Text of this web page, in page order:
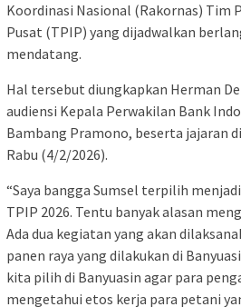
Koordinasi Nasional (Rakornas) Tim
Pusat (TPIP) yang dijadwalkan
mendatang.
Hal tersebut diungkapkan Herman
audiensi Kepala Perwakilan Bank
Bambang Pramono, beserta jajaran
Rabu (4/2/2026).
“Saya bangga Sumsel terpilih
TPIP 2026. Tentu banyak alasan
Ada dua kegiatan yang akan
panen raya yang dilakukan di
kita pilih di Banyuasin agar para
mengetahui etos kerja para petani